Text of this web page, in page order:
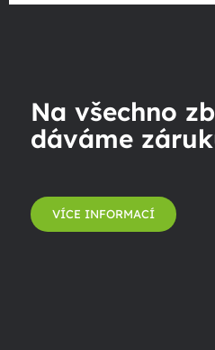
Na všechno
dáváme
VÍCE INFORMACÍ